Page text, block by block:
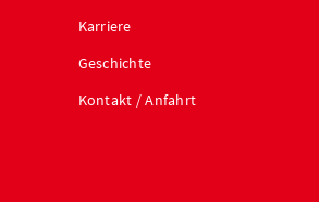
Karriere
Geschichte
Kontakt / Anfahrt